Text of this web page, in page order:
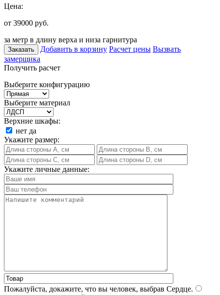
Цена:
от 39000 руб.
за метр в длину верха и низа гарнитура
Заказать Добавить в корзину Расчет цены Вызвать
замерщика
Получить расчет
Выберите конфигурацию
Выберите материал
Верхние шкафы:
нет да
Укажите размер:
Укажите личные данные:
Пожалуйста, докажите, что вы человек, выбрав Сердце.